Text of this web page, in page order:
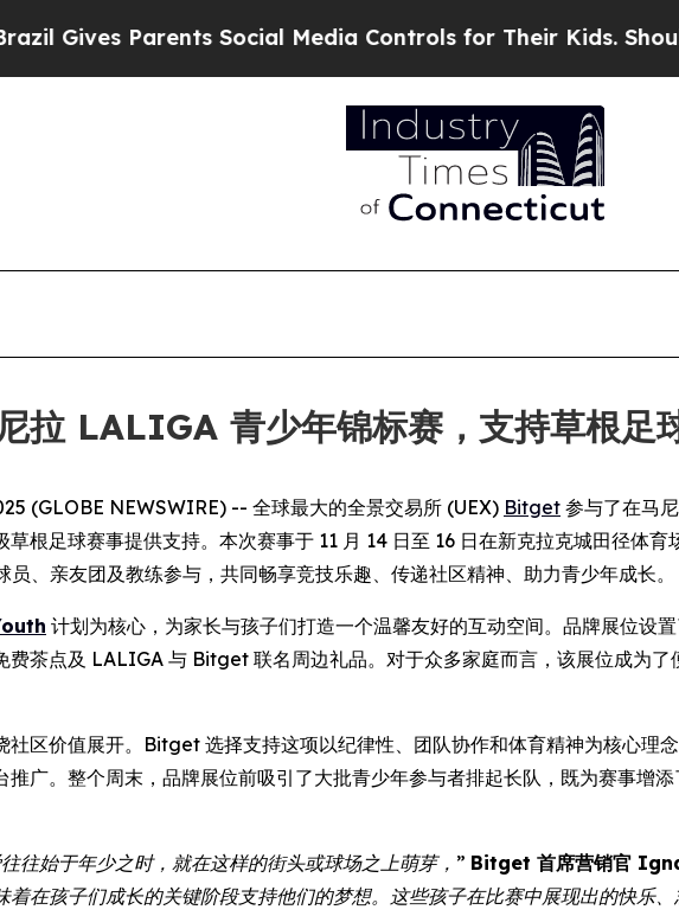
Parents Social Media Controls for Their Kids. Should the
拉 LALIGA 青少年锦标赛，支持草根足
(GLOBE NEWSWIRE) -- 全球最大的全景交易所 (UEX) Bitget 参与了在马
草根足球赛事提供支持。本次赛事于 11 月 14 日至 16 日在新克拉克城田径
、亲友团及教练参与，共同畅享竞技乐趣、传递社区精神、助力青少年成长。
计划为核心，为家长与孩子们打造一个温馨友好的互动空间。品牌展位设
费茶点及 LALIGA 与 Bitget 联名周边礼品。对于众多家庭而言，该展位成为
社区价值展开。Bitget 选择支持这项以纪律性、团队协作和体育精神为核心理
推广。整个周末，品牌展位前吸引了大批青少年参与者排起长队，既为赛事增
往始于年少之时，就在这样的街头或球场之上萌芽，” Bitget 首席营销官
着在孩子们成长的关键阶段支持他们的梦想。这些孩子在比赛中展现出的快